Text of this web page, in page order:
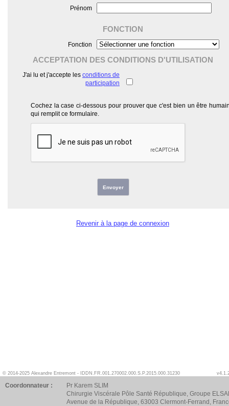
Prénom
FONCTION
Fonction
ACCEPTATION DES CONDITIONS D'UTILISATION
J'ai lu et j'accepte les conditions de
participation
Cochez la case ci-dessous pour prouver que c'est bien un être
qui remplit ce formulaire.
Envoyer
Revenir à la page de connexion
© 2014-2025 Alexandre Entremont - IDDN.FR.001.270002.000.S.P.2015.000.31230
Coordonnateur :
Pr Karem SLIM
Chirurgie Viscérale Pôle Santé République, Groupe
Avenue de la République, 63003 Clermont-Ferrand,